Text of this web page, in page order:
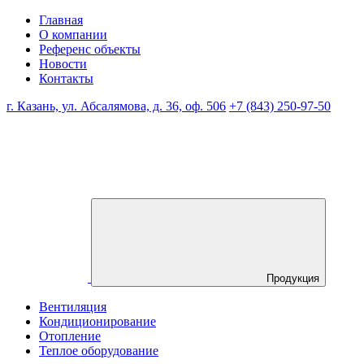
Главная
О компании
Референс объекты
Новости
Контакты
г. Казань, ул. Абсалямова, д. 36, оф. 506 +7 (843) 250-97-50
Продукция
Вентиляция
Кондиционирование
Отопление
Теплое оборудование